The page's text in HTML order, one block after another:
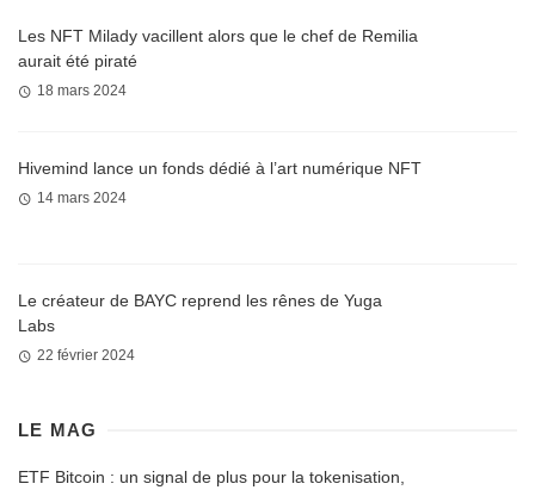
Les NFT Milady vacillent alors que le chef de Remilia
aurait été piraté
18 mars 2024
Hivemind lance un fonds dédié à l’art numérique NFT
14 mars 2024
Le créateur de BAYC reprend les rênes de Yuga
Labs
22 février 2024
LE MAG
ETF Bitcoin : un signal de plus pour la tokenisation,